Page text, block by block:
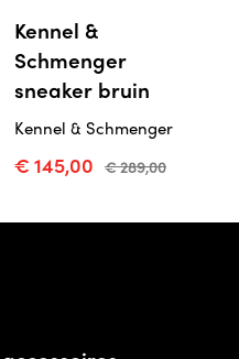
Kennel &
Schmenger
sneaker bruin
Kennel & Schmenger
€ 145,00 € 289,00